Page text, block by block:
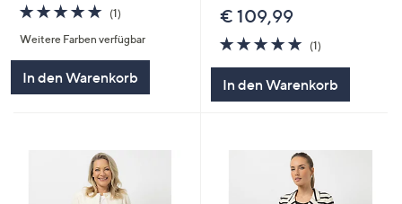
5.0
von
5
(1)1
Weitere Farben verfügbar
In den Warenkorb
€ 109,99
5.0
von
(1)1
In den Warenkorb